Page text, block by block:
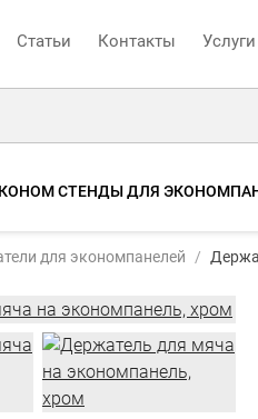
Статьи Контакты Услуги
СТЕНДЫ ДЛЯ
Держатель для мяча на экономпанель, хром
для экономпанелей